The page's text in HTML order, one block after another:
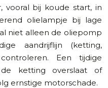
vooral bij koude start, in
olielampje bij lage
niet alleen de oliepomp
aandrijflijn (ketting,
Een tijdige
ketting overslaat of
ernstige motorschade.